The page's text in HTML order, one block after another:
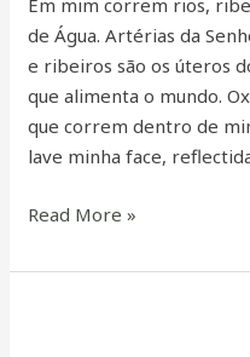
Em mim correm rios,
de Água. Artérias da
e ribeiros são os úteros
que alimenta o mundo.
que correm dentro de
lave minha face,
Read More »